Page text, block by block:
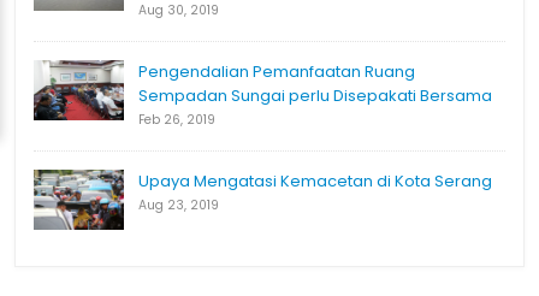
Aug 30, 2019
Pengendalian Pemanfaatan Ruang
Sempadan Sungai perlu Disepakati Bersama
Feb 26, 2019
Upaya Mengatasi Kemacetan di Kota Serang
Aug 23, 2019